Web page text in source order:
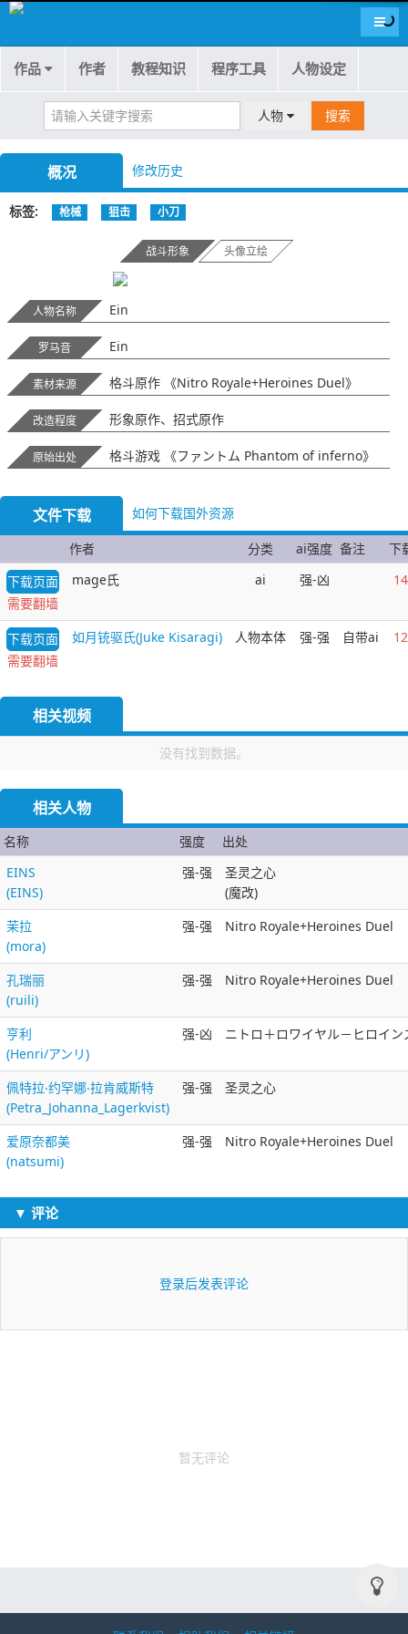
导航
作品 作者 教程知识 程序工具 人物设定
人物 搜索
概况 修改历史
标签 枪械 狙击 小刀
战斗形象 头像立绘
人物名称 Ein
罗马音 Ein
素材来源 格斗原作 《Nitro Royale+Heroines Duel》
改造程度 形象原作、招式原作
原始出处 格斗游戏 《ファントム Phantom of inferno》
文件下载 如何下载国外资源
作者 分类 ai强度 备注
下
下载页面
需要翻墙
mage氏 ai 强-凶
下载页面
需要翻墙
如月铳驱氏(Juke Kisaragi) 人物本体 强-强 自带ai
相关视频
没有找到数据。
相关人物
名称 强度
出处
EINS
(EINS)
强-强
圣灵之心
(魔改)
茉拉
(mora)
强-强 Nitro Royale+Heroines Duel
孔瑞丽
(ruili)
强-强 Nitro Royale+Heroines Duel
亨利
(Henri/アンリ)
强-凶 ニトロ＋ロワイヤル－ヒロイ
佩特拉‧约罕娜‧拉肯威斯特
(Petra_Johanna_Lagerkvist)
强-强 圣灵之心
爱原奈都美
(natsumi)
强-强 Nitro Royale+Heroines Duel
▼ 评论
登录后发表评论
暂无评论